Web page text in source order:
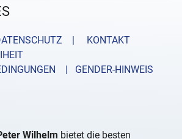
|
KONTAKT
| GENDER-HINWEIS
Wilhelm bietet die besten